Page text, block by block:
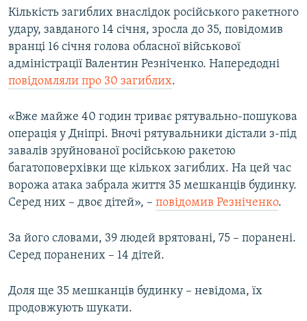
Усі сайти RFE/RL
Кількість загиблих внаслідок російського ракетного
удару, завданого 14 січня, зросла до 35, повідомив
вранці 16 січня голова обласної військової
адміністрації Валентин Резніченко. Напередодні
повідомляли про 30 загиблих.
«Вже майже 40 годин триває рятувально-пошукова
операція у Дніпрі. Вночі рятувальники дістали з-під
завалів зруйнованої російською ракетою
багатоповерхівки ще кількох загиблих. На цей час
ворожа атака забрала життя 35 мешканців будинку.
Серед них – двоє дітей», – повідомив Резніченко.
За його словами, 39 людей врятовані, 75 – поранені.
Серед поранених – 14 дітей.
Доля ще 35 мешканців будинку – невідома, їх
продовжують шукати.